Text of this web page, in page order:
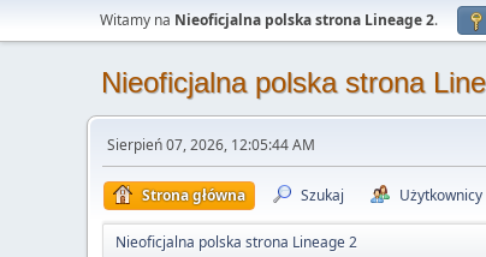
Witamy na Nieoficjalna polska strona Lineage 2.
Nieoficjalna polska strona
Sierpień 07, 2026, 12:05:44 AM
Strona główna Szukaj Użytkownicy
Nieoficjalna polska strona Lineage 2